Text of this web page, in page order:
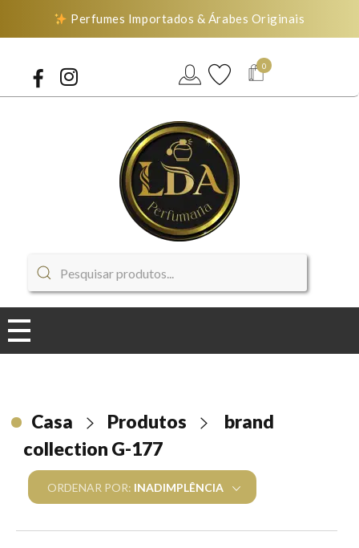
Perfumes Importados & Árabes Originais
0
Masculino
Femininos
PERFUME ÁRABE ORIGINAL
Feminino
Masculino
Casa Produtos
brand
collection G-177
ORDENAR POR: INADIMPLÊNCIA